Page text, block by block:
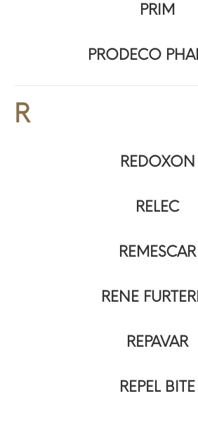
PRIM
PRODECO
R
REDOXON
RELEC
REMESCAR
RENE
REPAVAR
REPEL BITE